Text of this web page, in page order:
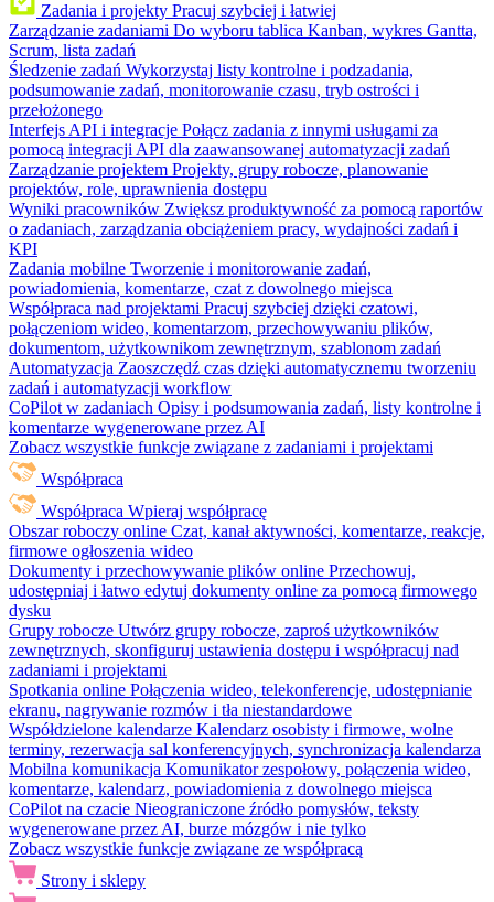
Zadania i projekty Pracuj szybciej i łatwiej
Zarządzanie zadaniami Do wyboru tablica Kanban, wykres Gantta,
Scrum, lista zadań
Śledzenie zadań Wykorzystaj listy kontrolne i podzadania,
podsumowanie zadań, monitorowanie czasu, tryb ostrości i
przełożonego
Interfejs API i integracje Połącz zadania z innymi usługami za
pomocą integracji API dla zaawansowanej automatyzacji zadań
Zarządzanie projektem Projekty, grupy robocze, planowanie
projektów, role, uprawnienia dostępu
Wyniki pracowników Zwiększ produktywność za pomocą raportów
o zadaniach, zarządzania obciążeniem pracy, wydajności zadań i
KPI
Zadania mobilne Tworzenie i monitorowanie zadań,
powiadomienia, komentarze, czat z dowolnego miejsca
Współpraca nad projektami Pracuj szybciej dzięki czatowi,
połączeniom wideo, komentarzom, przechowywaniu plików,
dokumentom, użytkownikom zewnętrznym, szablonom zadań
Automatyzacja Zaoszczędź czas dzięki automatycznemu tworzeniu
zadań i automatyzacji workflow
CoPilot w zadaniach Opisy i podsumowania zadań, listy kontrolne i
komentarze wygenerowane przez AI
Zobacz wszystkie funkcje związane z zadaniami i projektami
Współpraca
Współpraca Wpieraj współpracę
Obszar roboczy online Czat, kanał aktywności, komentarze, reakcje,
firmowe ogłoszenia wideo
Dokumenty i przechowywanie plików online Przechowuj,
udostępniaj i łatwo edytuj dokumenty online za pomocą firmowego
dysku
Grupy robocze Utwórz grupy robocze, zaproś użytkowników
zewnętrznych, skonfiguruj ustawienia dostępu i współpracuj nad
zadaniami i projektami
Spotkania online Połączenia wideo, telekonferencje, udostępnianie
ekranu, nagrywanie rozmów i tła niestandardowe
Współdzielone kalendarze Kalendarz osobisty i firmowe, wolne
terminy, rezerwacja sal konferencyjnych, synchronizacja kalendarza
Mobilna komunikacja Komunikator zespołowy, połączenia wideo,
komentarze, kalendarz, powiadomienia z dowolnego miejsca
CoPilot na czacie Nieograniczone źródło pomysłów, teksty
wygenerowane przez AI, burze mózgów i nie tylko
Zobacz wszystkie funkcje związane ze współpracą
Strony i sklepy